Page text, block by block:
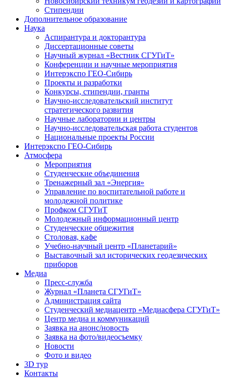
Стипендии
Дополнительное образование
Наука
Аспирантура и докторантура
Диссертационные советы
Научный журнал «Вестник СГУГиТ»
Конференции и научные мероприятия
Интерэкспо ГЕО-Сибирь
Проекты и разработки
Конкурсы, стипендии, гранты
Научно-исследовательский институт
стратегического развития
Научные лаборатории и центры
Научно-исследовательская работа студентов
Национальные проекты России
Интерэкспо ГЕО-Сибирь
Атмосфера
Мероприятия
Студенческие объединения
Тренажерный зал «Энергия»
Управление по воспитательной работе и
молодежной политике
Профком СГУГиТ
Молодежный информационный центр
Студенческие общежития
Столовая, кафе
Учебно-научный центр «Планетарий»
Выставочный зал исторических геодезических
приборов
Медиа
Пресс-служба
Журнал «Планета СГУГиТ»
Администрация сайта
Студенческий медиацентр «Медиасфера СГУГиТ»
Центр медиа и коммуникаций
Заявка на анонс/новость
Заявка на фото/видеосъемку
Новости
Фото и видео
3D тур
Контакты